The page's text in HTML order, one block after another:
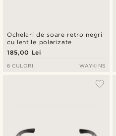
Ochelari de soare retro negri
cu lentile polarizate
185,00 Lei
6 CULORI WAYKINS